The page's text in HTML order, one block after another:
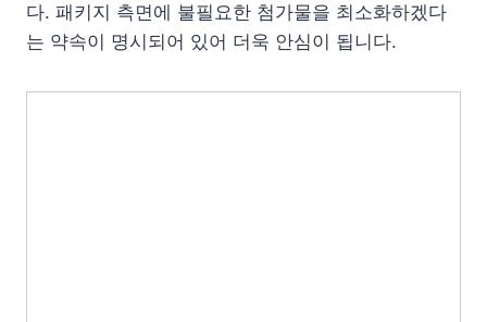
다. 패키지 측면에 불필요한 첨가물을 최소화하겠다
는 약속이 명시되어 있어 더욱 안심이 됩니다.